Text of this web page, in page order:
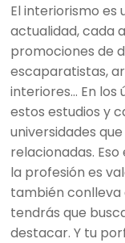
El interiorismo es
actualidad, cada
promociones de
escaparatistas,
interiores… En los
estos estudios y
universidades
relacionadas.
la profesión es
también conlleva
tendrás que
destacar. Y tu